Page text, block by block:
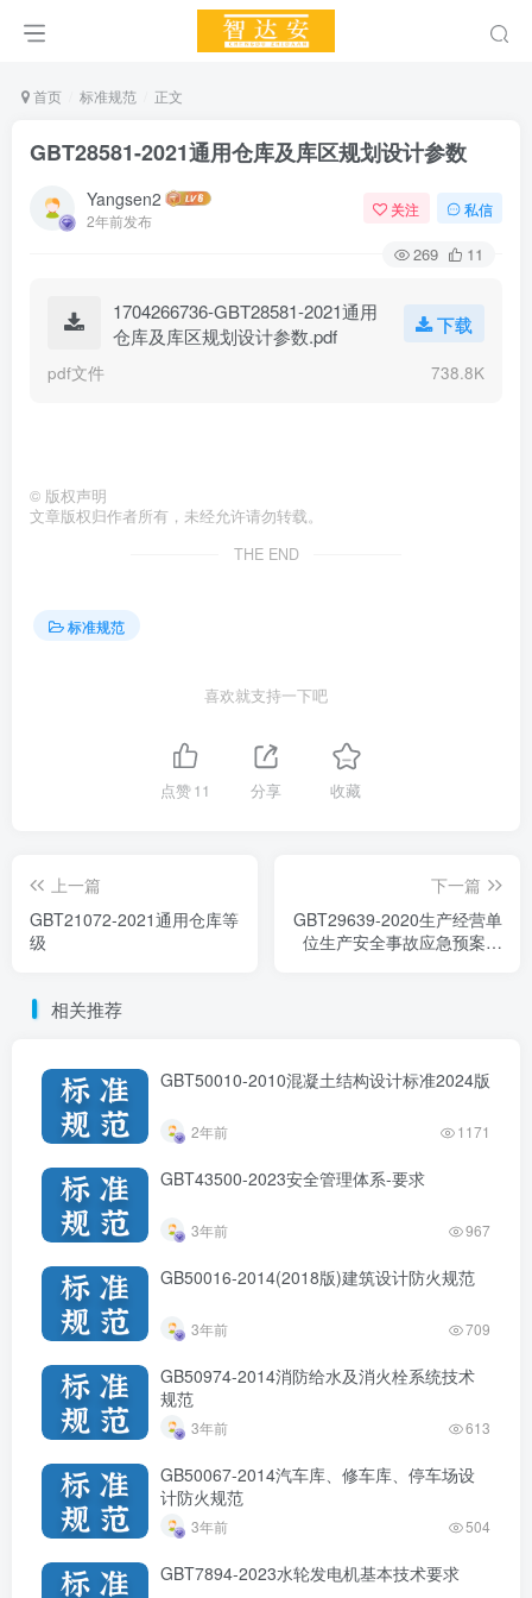
首页 标准规范 正文
GBT28581-2021通用仓库及库区规划设计参数
Yangsen2
2年前发布
关注 私信
269 11
1704266736-GBT28581-2021通用
仓库及库区规划设计参数.pdf
下载
pdf文件 738.8K
© 版权声明
文章版权归作者所有，未经允许请勿转载。
THE END
标准规范
喜欢就支持一下吧
点赞11 分享 收藏
上一篇
GBT21072-2021通用仓库等
级
下一篇
GBT29639-2020生产经营单
位生产安全事故应急预案编
相关推荐
GBT50010-2010混凝土结构设计标准2024版
2年前 1171
GBT43500-2023安全管理体系-要求
3年前 967
GB50016-2014(2018版)建筑设计防火规范
3年前 709
GB50974-2014消防给水及消火栓系统技术
规范
3年前 613
GB50067-2014汽车库、修车库、停车场设
计防火规范
3年前 504
GBT7894-2023水轮发电机基本技术要求